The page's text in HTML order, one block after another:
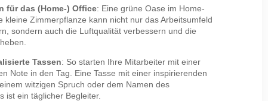
für das (Home-) Office: Eine grüne Oase im Home-
kleine Zimmerpflanze kann nicht nur das Arbeitsumfeld
sondern auch die Luftqualität verbessern und die
Tassen: So starten Ihre Mitarbeiter mit einer
Note in den Tag. Eine Tasse mit einer inspirierenden
witzigen Spruch oder dem Namen des
ist ein täglicher Begleiter.